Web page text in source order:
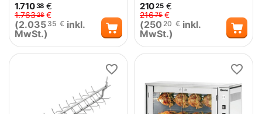
1.71038 €
1.76328 €
(2.035 35 € inkl.
MwSt.)
21025 €
21675 €
(250 20 € inkl.
MwSt.)